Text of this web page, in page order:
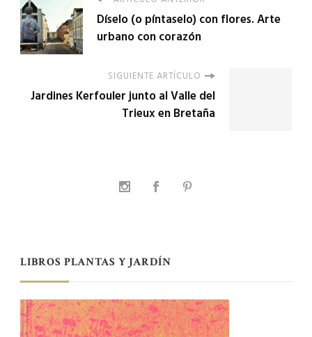
Díselo (o píntaselo) con flores. Arte
urbano con corazón
SIGUIENTE ARTÍCULO
Jardines Kerfouler junto al Valle del
Trieux en Bretaña
LIBROS PLANTAS Y JARDÍN